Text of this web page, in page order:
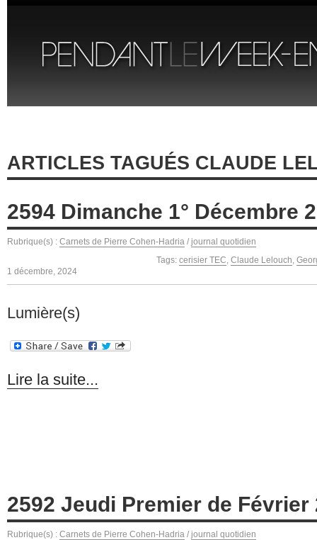
ARTICLES TAGUÉS CLAUDE
2594 Dimanche 1° Décembre
Rubrique(s) : Carnets de Pierre Cohen-Hadria / journal quotidien
Tags: cerisier TEC, Claude Lelouch,
1 décembre, 2024
Lumière(s)
Lire la suite...
2592 Jeudi Premier de Février
Rubrique(s) : Carnets de Pierre Cohen-Hadria / journal quotidien